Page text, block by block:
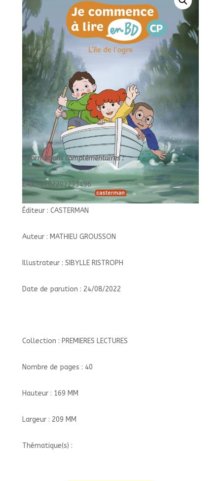
LIRE
EN
BD
Informations complémentaires :
EAN : 9782203235496
Éditeur : CASTERMAN
Auteur : MATHIEU GROUSSON
Illustrateur : SIBYLLE RISTROPH
Date de parution : 24/08/2022
Collection : PREMIERES LECTURES
Nombre de pages : 40
Hauteur : 169 MM
Largeur : 209 MM
Thématique(s) :